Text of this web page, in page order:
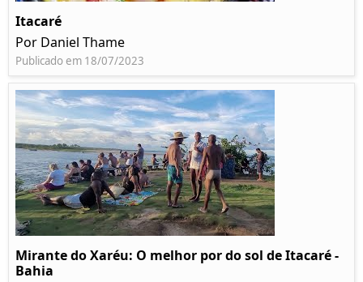
Itacaré
Por Daniel Thame
Publicado em 18/07/2023
Mirante do Xaréu: O melhor por do sol de Itacaré -
Bahia